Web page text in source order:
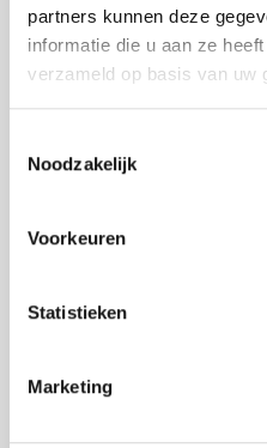
partners kunnen deze
informatie die u aan ze
verzameld op basis van uw
Noodzakelijk
Voorkeuren
Statistieken
Marketing
Jouw feedback wordt
adviseurs van het
feedback